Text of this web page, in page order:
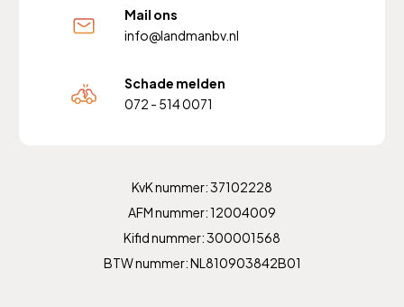
Mail ons
info@landmanbv.nl
Schade melden
072 - 514 0071
KvK nummer: 37102228
AFM nummer: 12004009
Kifid nummer: 300001568
BTW nummer: NL810903842B01